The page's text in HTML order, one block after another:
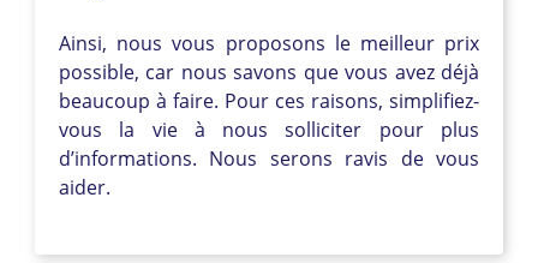
Ainsi, nous vous proposons le meilleur prix
possible, car nous savons que vous avez déjà
beaucoup à faire. Pour ces raisons, simplifiez-
vous la vie à nous solliciter pour plus
d’informations. Nous serons ravis de vous
aider.